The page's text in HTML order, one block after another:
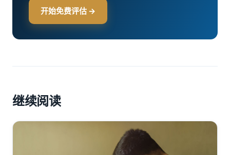
开始免费评估 →
继续阅读